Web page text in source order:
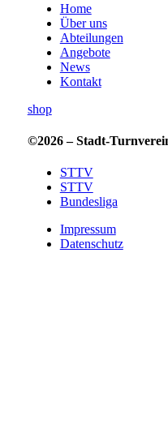
Home
Über uns
Abteilungen
Angebote
News
Kontakt
shop
©2026 – Stadt-
STTV
STTV
Bundesliga
Impressum
Datenschutz